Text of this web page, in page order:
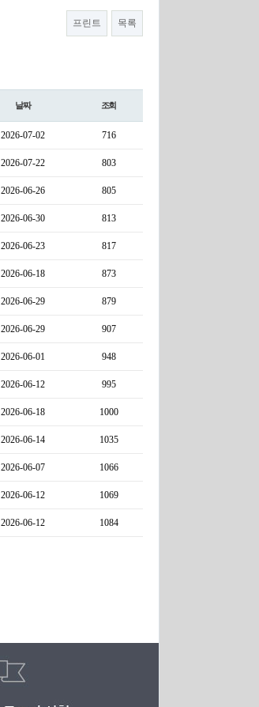
프린트 목록
날짜 조회
2026-07-02 716
2026-07-22 803
2026-06-26 805
2026-06-30 813
2026-06-23 817
2026-06-18 873
2026-06-29 879
2026-06-29 907
2026-06-01 948
2026-06-12 995
2026-06-18 1000
2026-06-14 1035
2026-06-07 1066
2026-06-12 1069
2026-06-12 1084